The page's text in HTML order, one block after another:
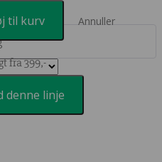
denne linje
til kurv Annuller
fra 399,-